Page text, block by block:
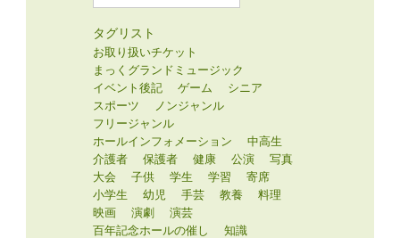
タグリスト
お取り扱いチケット
まっくグランドミュージック
イベント後記
ゲーム
シニア
スポーツ
ノンジャンル
フリージャンル
ホールインフォメーション
中高生
介護者
保護者 健康 公演
写真
大会
子供 学生 学習
寄席
小学生
幼児 手芸 教養
料理
映画
演劇
演芸
百年記念ホールの催し
知識